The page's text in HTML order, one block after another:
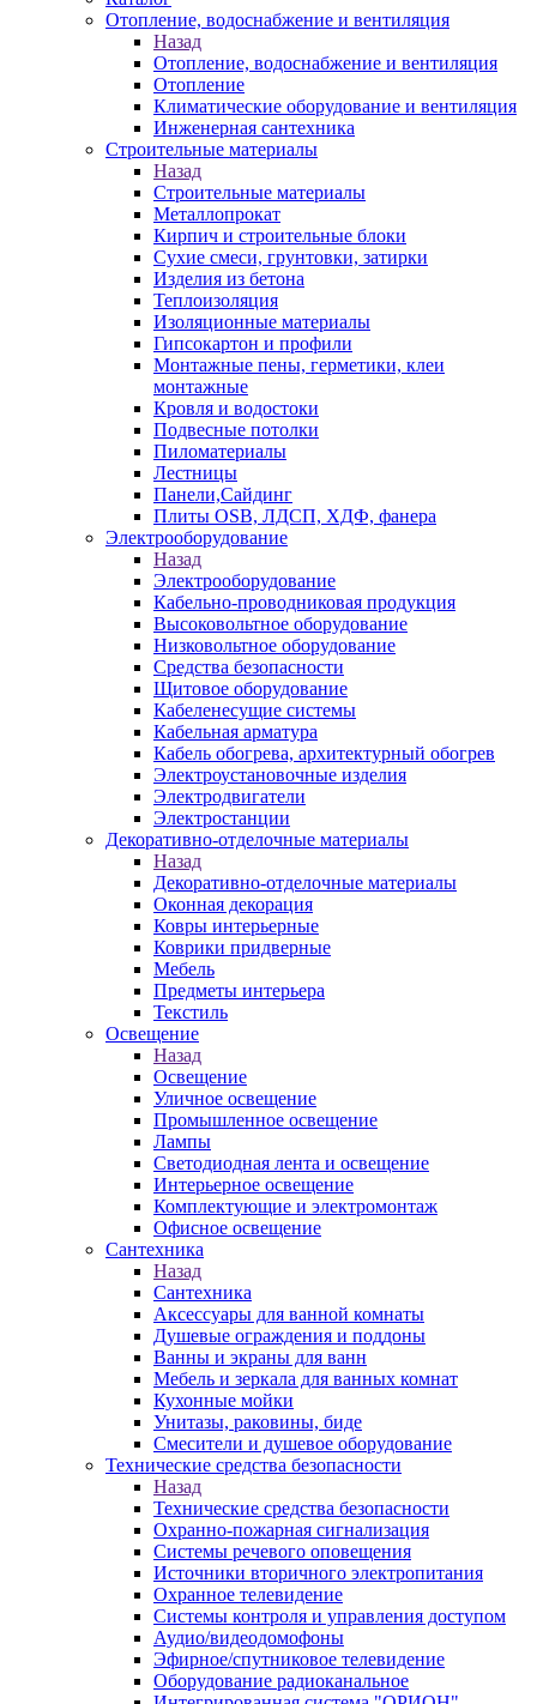
Отопление, водоснабжение и вентиляция
Назад
Отопление, водоснабжение и вентиляция
Отопление
Климатические оборудование и вентиляция
Инженерная сантехника
Строительные материалы
Назад
Строительные материалы
Металлопрокат
Кирпич и строительные блоки
Сухие смеси, грунтовки, затирки
Изделия из бетона
Теплоизоляция
Изоляционные материалы
Гипсокартон и профили
Монтажные пены, герметики, клеи
монтажные
Кровля и водостоки
Подвесные потолки
Пиломатериалы
Лестницы
Панели,Сайдинг
Плиты OSB, ЛДСП, ХДФ, фанера
Электрооборудование
Назад
Электрооборудование
Кабельно-проводниковая продукция
Высоковольтное оборудование
Низковольтное оборудование
Средства безопасности
Щитовое оборудование
Кабеленесущие системы
Кабельная арматура
Кабель обогрева, архитектурный обогрев
Электроустановочные изделия
Электродвигатели
Электростанции
Декоративно-отделочные материалы
Назад
Декоративно-отделочные материалы
Оконная декорация
Ковры интерьерные
Коврики придверные
Мебель
Предметы интерьера
Текстиль
Освещение
Назад
Освещение
Уличное освещение
Промышленное освещение
Лампы
Светодиодная лента и освещение
Интерьерное освещение
Комплектующие и электромонтаж
Офисное освещение
Сантехника
Назад
Сантехника
Аксессуары для ванной комнаты
Душевые ограждения и поддоны
Ванны и экраны для ванн
Мебель и зеркала для ванных комнат
Кухонные мойки
Унитазы, раковины, биде
Смесители и душевое оборудование
Технические средства безопасности
Назад
Технические средства безопасности
Охранно-пожарная сигнализация
Системы речевого оповещения
Источники вторичного электропитания
Охранное телевидение
Системы контроля и управления доступом
Аудио/видеодомофоны
Эфирное/спутниковое телевидение
Оборудование радиоканальное